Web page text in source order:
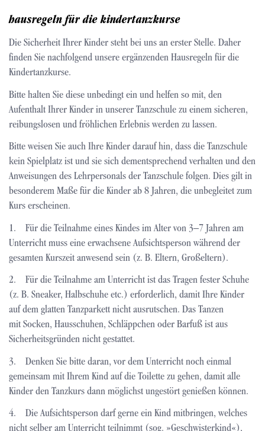
hausregeln für die kindertanzkurse
Die Sicherheit Ihrer Kinder steht bei uns an erster Stelle. Daher
finden Sie nachfolgend unsere ergänzenden Hausregeln für die
Kindertanzkurse.
Bitte halten Sie diese unbedingt ein und helfen so mit, den
Aufenthalt Ihrer Kinder in unserer Tanzschule zu einem sicheren,
reibungslosen und fröhlichen Erlebnis werden zu lassen.
Bitte weisen Sie auch Ihre Kinder darauf hin, dass die Tanzschule
kein Spielplatz ist und sie sich dementsprechend verhalten und den
Anweisungen des Lehrpersonals der Tanzschule folgen. Dies gilt in
besonderem Maße für die Kinder ab 8 Jahren, die unbegleitet zum
Kurs erscheinen.
1. Für die Teilnahme eines Kindes im Alter von 3–7 Jahren am
Unterricht muss eine erwachsene Aufsichtsperson während der
gesamten Kurszeit anwesend sein (z. B. Eltern, Großeltern).
2. Für die Teilnahme am Unterricht ist das Tragen fester Schuhe
(z. B. Sneaker, Halbschuhe etc.) erforderlich, damit Ihre Kinder
auf dem glatten Tanzparkett nicht ausrutschen. Das Tanzen
mit Socken, Hausschuhen, Schläppchen oder Barfuß ist aus
Sicherheitsgründen nicht gestattet.
3. Denken Sie bitte daran, vor dem Unterricht noch einmal
gemeinsam mit Ihrem Kind auf die Toilette zu gehen, damit alle
Kinder den Tanzkurs dann möglichst ungestört genießen können.
4. Die Aufsichtsperson darf gerne ein Kind mitbringen, welches
nicht selber am Unterricht teilnimmt (sog. »Geschwisterkind«),